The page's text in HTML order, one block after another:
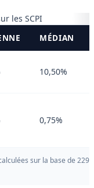
les SCPI
MÉDIAN
10,50%
0,75%
sur la base de 229